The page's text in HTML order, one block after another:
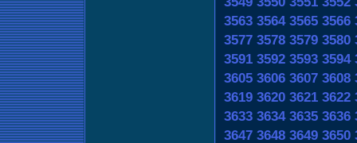
3563 3564 3565 3566
3577 3578 3579 3580
3591 3592 3593 3594
3605 3606 3607 3608
3619 3620 3621 3622
3633 3634 3635 3636
3647 3648 3649 3650